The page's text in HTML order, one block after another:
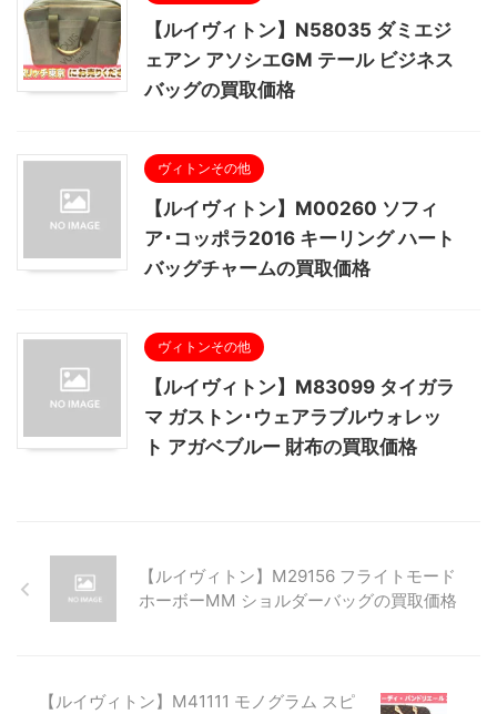
【ルイヴィトン】N58035 ダミエジ
ェアン アソシエGM テール ビジネス
バッグの買取価格
ヴィトンその他
【ルイヴィトン】M00260 ソフィ
ア･コッポラ2016 キーリング ハート
バッグチャームの買取価格
ヴィトンその他
【ルイヴィトン】M83099 タイガラ
マ ガストン･ウェアラブルウォレッ
ト アガベブルー 財布の買取価格
【ルイヴィトン】M29156 フライトモード
ホーボーMM ショルダーバッグの買取価格
【ルイヴィトン】M41111 モノグラム スピ